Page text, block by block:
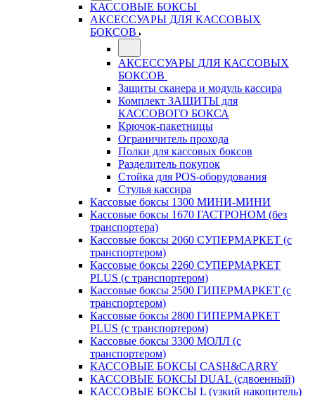
КАССОВЫЕ БОКСЫ
АКСЕССУАРЫ ДЛЯ КАССОВЫХ
БОКСОВ
АКСЕССУАРЫ ДЛЯ КАССОВЫХ
БОКСОВ
Защиты сканера и модуль кассира
Комплект ЗАЩИТЫ для
КАССОВОГО БОКСА
Крючок-пакетницы
Ограничитель прохода
Полки для кассовых боксов
Разделитель покупок
Стойка для POS-оборудования
Стулья кассира
Кассовые боксы 1300 МИНИ-МИНИ
Кассовые боксы 1670 ГАСТРОНОМ (без
транспортера)
Кассовые боксы 2060 СУПЕРМАРКЕТ (с
транспортером)
Кассовые боксы 2260 СУПЕРМАРКЕТ
PLUS (с транспортером)
Кассовые боксы 2500 ГИПЕРМАРКЕТ (с
транспортером)
Кассовые боксы 2800 ГИПЕРМАРКЕТ
PLUS (с транспортером)
Кассовые боксы 3300 МОЛЛ (с
транспортером)
КАССОВЫЕ БОКСЫ CASH&CARRY
КАССОВЫЕ БОКСЫ DUAL (сдвоенный)
КАССОВЫЕ БОКСЫ L (узкий накопитель)